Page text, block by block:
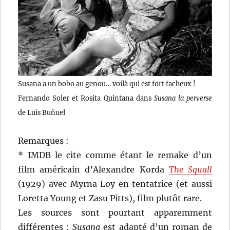
Susana a un bobo au genou… voilà qui est fort facheux !
Fernando Soler et Rosita Quintana dans Susana la perverse
de Luis Buñuel
Remarques :
* IMDB le cite comme étant le remake d’un
film américain d’Alexandre Korda The Squall
(1929) avec Myrna Loy en tentatrice (et aussi
Loretta Young et Zasu Pitts), film plutôt rare.
Les sources sont pourtant apparemment
différentes :Susana est adapté d’un roman de